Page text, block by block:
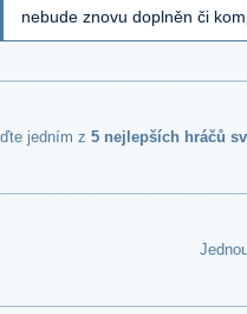
nebude znovu doplněn či
jedním z 5 nejlepších hráčů